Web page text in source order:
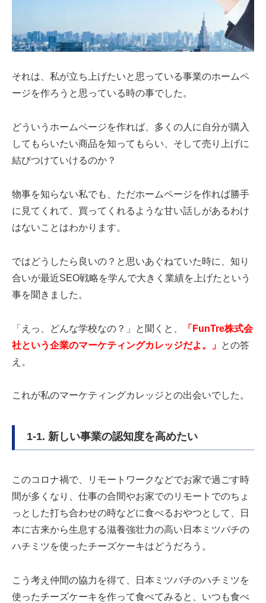
それは、私が立ち上げたいと思っている事業のホームペ
ージを作ろうと思っている時の事でした。
どういうホームページを作れば、多くの人に自分が購入
してもらいたい商品を知ってもらい、そして売り上げに
結びつけていけるのか？
物事を知らない私でも、ただホームページを作れば勝手
に見てくれて、買ってくれるような甘い話しがあるわけ
はないことはわかります。
ではどうしたら良いの？と思いあぐねていた時に、知り
合いが最近SEO戦略を学んで大きく業績を上げたという
事を聞きました。
「えっ、どんな学校なの？」と聞くと、
「FunTre株式会
社という企業のマーケティングカレッジだよ。」 との答
え。
これが私のマーケティングカレッジとの出会いでした。
1-1. 新しい事業の認知度を高めたい
このコロナ禍で、リモートワークなどでお家で過ごす時
間が多くなり、仕事の合間やお家でのリモートでのちょ
っとした打ち合わせの時などに食べるおやつとして、日
本に古来から生息する滋養強壮力の高い日本ミツバチの
ハチミツを使ったチーズケーキはどうだろう。
こう考え仲間の協力を得て、日本ミツバチのハチミツを
使ったチーズケーキを作って食べてみると、いつも食べ